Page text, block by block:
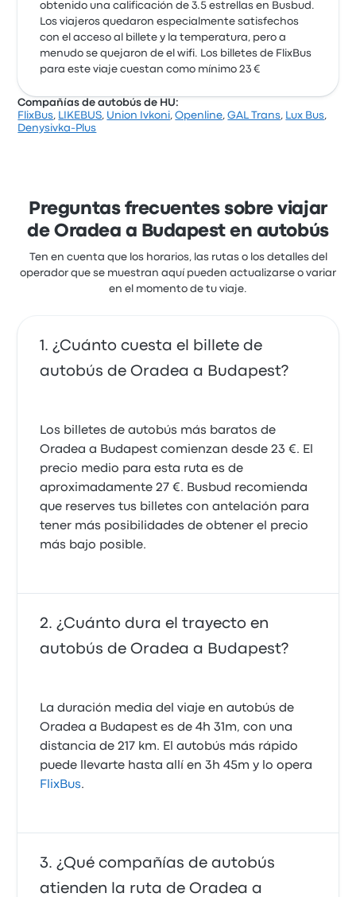
obtenido una calificación de 3.5 estrellas en Busbud.
Los viajeros quedaron especialmente satisfechos
con el acceso al billete y la temperatura, pero a
menudo se quejaron de el wifi. Los billetes de FlixBus
para este viaje cuestan como mínimo 23 €
Compañías de autobús de HU:
FlixBus, LIKEBUS, Union Ivkoni,Openline,GAL Trans, Lux Bus,
Denysivka-Plus
Preguntas frecuentes sobre viajar
de Oradea a Budapest en autobús
Ten en cuenta que los horarios, las rutas o los detalles del
operador que se muestran aquí pueden actualizarse o variar
en el momento de tu viaje.
¿Cuánto cuesta el billete de
autobús de Oradea a Budapest?
Los billetes de autobús más baratos de
Oradea a Budapest comienzan desde 23 €. El
precio medio para esta ruta es de
aproximadamente 27 €. Busbud recomienda
que reserves tus billetes con antelación para
tener más posibilidades de obtener el precio
más bajo posible.
¿Cuánto dura el trayecto en
autobús de Oradea a Budapest?
La duración media del viaje en autobús de
Oradea a Budapest es de 4h 31m, con una
distancia de 217 km. El autobús más rápido
puede llevarte hasta allí en 3h 45m y lo opera
FlixBus.
¿Qué compañías de autobús
atienden la ruta de Oradea a